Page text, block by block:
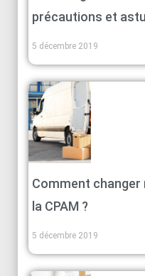
précautions et
5 décembre 2019
Comment changer
la CPAM ?
5 décembre 2019